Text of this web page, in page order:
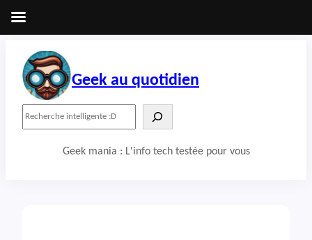
contenu
Geek au quotidien
Geek mania : L'info tech testée pour vous